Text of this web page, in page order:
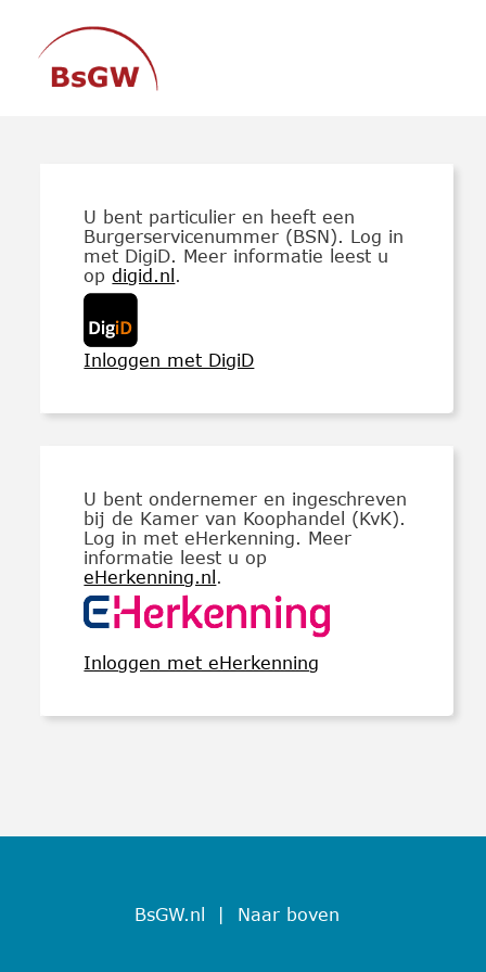
U bent particulier en heeft een
Burgerservicenummer (BSN). Log in
met DigiD. Meer informatie leest u
opdigid.nl .
Inloggen met DigiD
U bent ondernemer en ingeschreven
bij de Kamer van Koophandel (KvK).
Log in met eHerkenning. Meer
informatie leest u op
eHerkenning.nl .
Inloggen met eHerkenning
BsGW.nl Naar boven